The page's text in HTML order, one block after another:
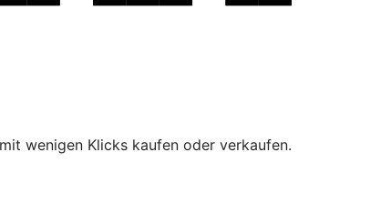
wenigen Klicks kaufen oder verkaufen.